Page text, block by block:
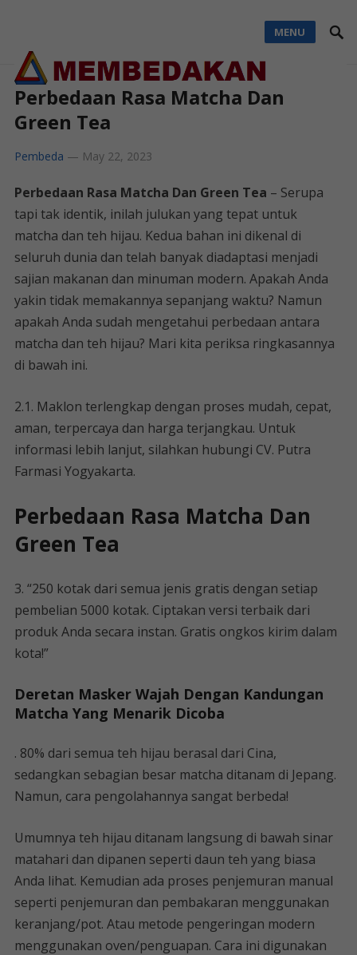
MENU
Perbedaan Rasa Matcha Dan
Green Tea
Pembeda — May 22, 2023
Perbedaan Rasa Matcha Dan Green Tea – Serupa
tapi tak identik, inilah julukan yang tepat untuk
matcha dan teh hijau. Kedua bahan ini dikenal di
seluruh dunia dan telah banyak diadaptasi menjadi
sajian makanan dan minuman modern. Apakah Anda
yakin tidak memakannya sepanjang waktu? Namun
apakah Anda sudah mengetahui perbedaan antara
matcha dan teh hijau? Mari kita periksa ringkasannya
di bawah ini.
2.1. Maklon terlengkap dengan proses mudah, cepat,
aman, terpercaya dan harga terjangkau. Untuk
informasi lebih lanjut, silahkan hubungi CV. Putra
Farmasi Yogyakarta.
Perbedaan Rasa Matcha Dan
Green Tea
3. “250 kotak dari semua jenis gratis dengan setiap
pembelian 5000 kotak. Ciptakan versi terbaik dari
produk Anda secara instan. Gratis ongkos kirim dalam
kota!”
Deretan Masker Wajah Dengan Kandungan
Matcha Yang Menarik Dicoba
. 80% dari semua teh hijau berasal dari Cina,
sedangkan sebagian besar matcha ditanam di Jepang.
Namun, cara pengolahannya sangat berbeda!
Umumnya teh hijau ditanam langsung di bawah sinar
matahari dan dipanen seperti daun teh yang biasa
Anda lihat. Kemudian ada proses penjemuran manual
seperti penjemuran dan pembakaran menggunakan
keranjang/pot. Atau metode pengeringan modern
menggunakan oven/penguapan. Cara ini digunakan